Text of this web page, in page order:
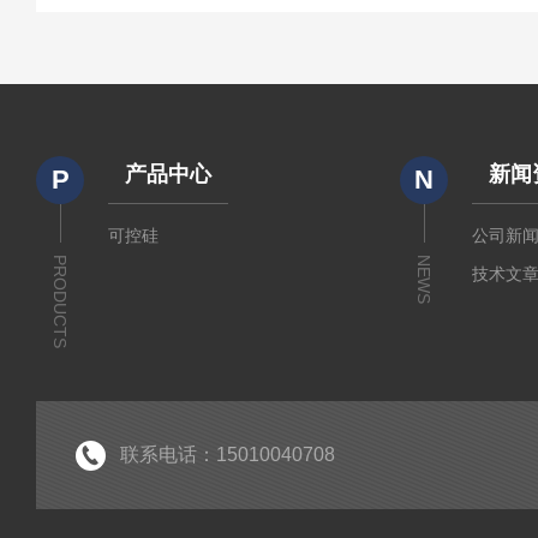
P
PRODUCTS
产品中心
可控硅
N
NEWS
新闻
公司新
技术文
联系电话：15010040708